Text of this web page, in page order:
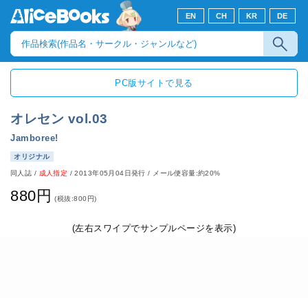
EN CH KR DE
PC版サイトで見る
オレセン vol.03
Jamboree!
オリジナル
同人誌 / 成人指定 /2013年05月04日発行 / メール便容量:約20%
880円 (税抜:800円)
(左右スワイプでサンプルページを表示)